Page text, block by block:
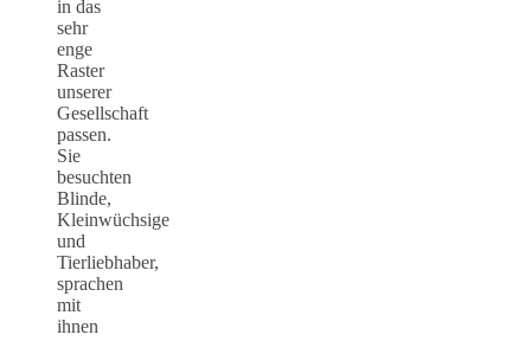
in das
sehr
enge
Raster
unserer
Gesellschaft
passen.
Sie
besuchten
Blinde,
Kleinwüchsige
und
Tierliebhaber,
sprachen
mit
ihnen